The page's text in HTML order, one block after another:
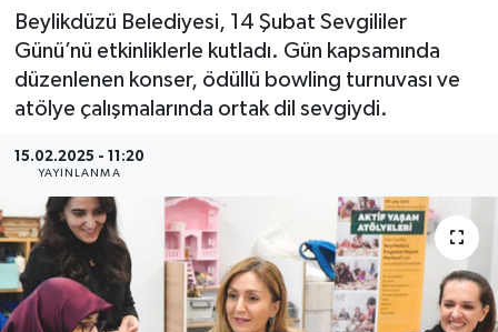
Beylikdüzü Belediyesi, 14 Şubat Sevgililer
Günü’nü etkinliklerle kutladı. Gün kapsamında
düzenlenen konser, ödüllü bowling turnuvası ve
atölye çalışmalarında ortak dil sevgiydi.
15.02.2025 - 11:20
YAYINLANMA
Süper Lig Puan Durumu ve Fikstür
Tüm Manşetler
Son Dakika Haberleri
Haber Arşivi